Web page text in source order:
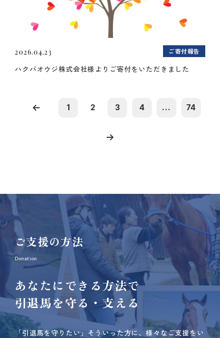
2026.04.23 ご寄付報告
ハクバオウジ株式会社様よりご寄付をいただきました
1 2 3 4 ... 74
ご支援の方法
Donation
あなたにできる方法で
引退馬を守る・支える
「引退馬を守りたい」そういった方に、様々なご支援をい